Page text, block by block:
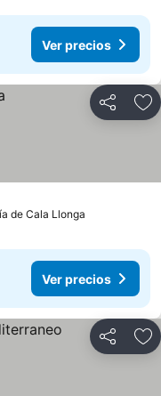
Ver precios
Compartir
de Cala Llonga
Ver precios
Compartir